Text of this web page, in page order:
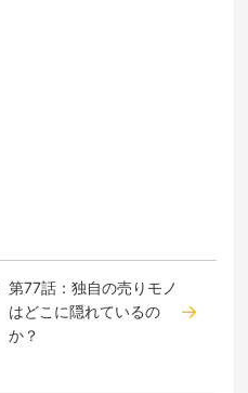
第77話：独自の売りモノ
はどこに隠れているの
か？